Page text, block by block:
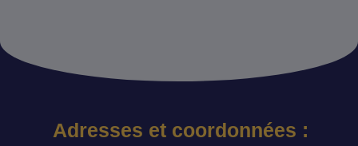
Adresses et coordonnées :